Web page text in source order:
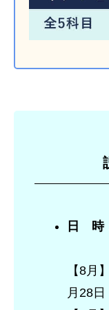
日 時
【8月
月28